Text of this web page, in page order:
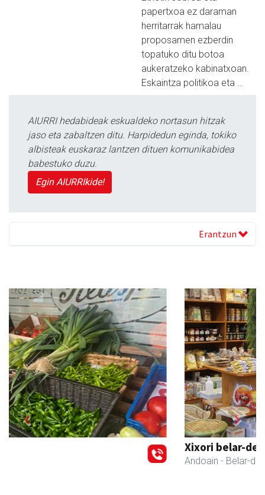
papertxoa ez daraman
herritarrak hamalau
proposamen ezberdin
topatuko ditu botoa
aukeratzeko kabinatxoan.
Eskaintza politikoa eta …
AIURRI hedabideak eskualdeko nortasun hitzak
jaso eta zabaltzen ditu. Harpidedun eginda, tokiko
albisteak euskaraz lantzen dituen komunikabidea
babestuko duzu.
Egin AIURRIkide!
Erantzun
Previous Next